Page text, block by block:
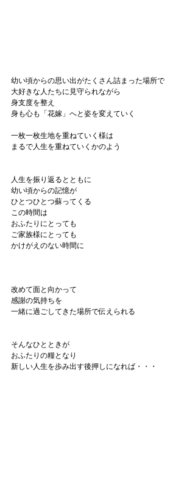
幼い頃からの思い出がたくさん詰まった場所で
大好きな人たちに見守られながら
身支度を整え
身も心も「花嫁」へと姿を変えていく
一枚一枚生地を重ねていく様は
まるで人生を重ねていくかのよう
人生を振り返るとともに
幼い頃からの記憶が
ひとつひとつ蘇ってくる
この時間は
おふたりにとっても
ご家族様にとっても
かけがえのない時間に
改めて面と向かって
感謝の気持ちを
一緒に過ごしてきた場所で伝えられる
そんなひとときが
おふたりの糧となり
新しい人生を歩み出す後押しになれば・・・